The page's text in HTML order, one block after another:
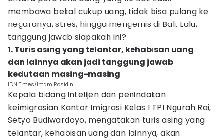
membawa bekal cukup uang, tidak bisa pulang ke
negaranya, stres, hingga mengemis di Bali. Lalu,
tanggung jawab siapakah ini?
1. Turis asing yang telantar, kehabisan uang
dan lainnya akan jadi tanggung jawab
kedutaan masing-masing
IDN Times/Imam Rosidin
Kepala bidang intelijen dan penindakan
keimigrasian Kantor Imigrasi Kelas I TPI Ngurah Rai,
Setyo Budiwardoyo, mengatakan turis asing yang
telantar, kehabisan uang dan lainnya, akan